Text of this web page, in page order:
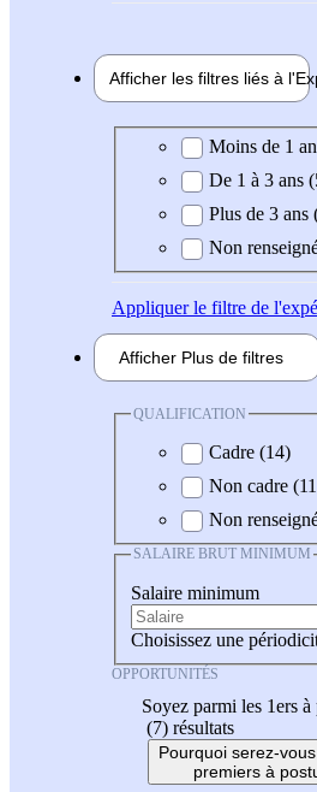
Afficher les filtres liés à l'
Expérience demandée
Moins de 1 an
De 1 à 3 ans
Plus de 3 ans
Non
Appliquerle filtre de
Afficher Plus de filtres
QUALIFICATION
Cadre (14)
Non cadre
Non
SALAIRE BRUT MINIMUM
Salaire minimum
Choisissez une
OPPORTUNITÉS
Soyez parmi les 1ers à
(7) résultats
Pourquoi serez-
premiers à